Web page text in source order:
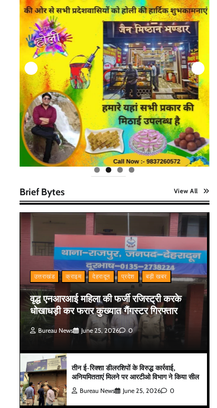
Brief Bytes View All
उत्तराखंड क्राइम देहरादून प्रदेश बड़ी खबर
वृद्ध एनआरआई महिला की फर्जी रजिस्ट्री करके
धोखाधड़ी कर फरार कुख्यात गैंगस्टर गिरफ्तार
Bureau News June 25, 2026 0
तीन ई-रिक्शा डीलरशिपों के विरुद्ध कार्रवाई,
अनियमितताएं मिलने पर आरटीओ विभाग ने किया सील
Bureau News June 25, 2026 0